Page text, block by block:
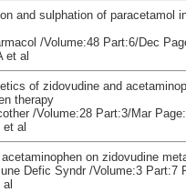
and sulphation of paracetamol
/Volume:48 Part:6/Dec
et al
of zidovudine and
therapy
/Volume:28 Part:3/Mar
al
on zidovudine
Defic Syndr /Volume:3 Part:7